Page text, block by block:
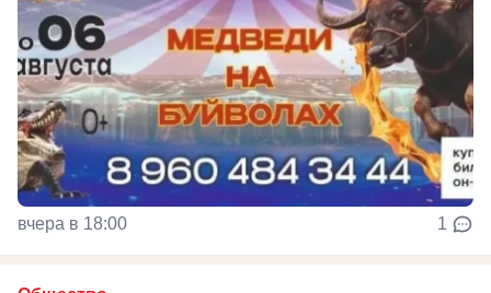
вчера в 18:00 1